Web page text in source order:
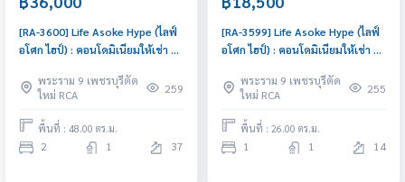
[RA-3600] Life Asoke Hype (ไลฟ์
อโศก ไฮป์) : คอนโดมิเนียมให้เช่า 2
ราคาพิเศษ
พระราม 9 เพชรบุรีตัด
ใหม่ RCA
259
พื้นที่ : 48.00 ตร.ม.
2 1 37
[RA-3599] Life Asoke Hype (ไลฟ์
อโศก ไฮป์) : คอนโดมิเนียมให้เช่า 1
พิเศษสุดๆ
พระราม 9 เพชรบุรีตัด
ใหม่ RCA
255
พื้นที่ : 26.00 ตร.ม.
1 1 14